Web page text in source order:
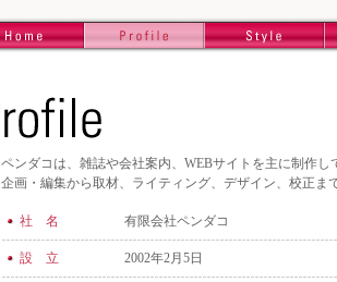
ペンダコは、雑誌や会社案内、WEBサイトを主に制作
企画・編集から取材、ライティング、デザイン、校正ま
社 名 有限会社ペンダコ
設 立 2002年2月5日